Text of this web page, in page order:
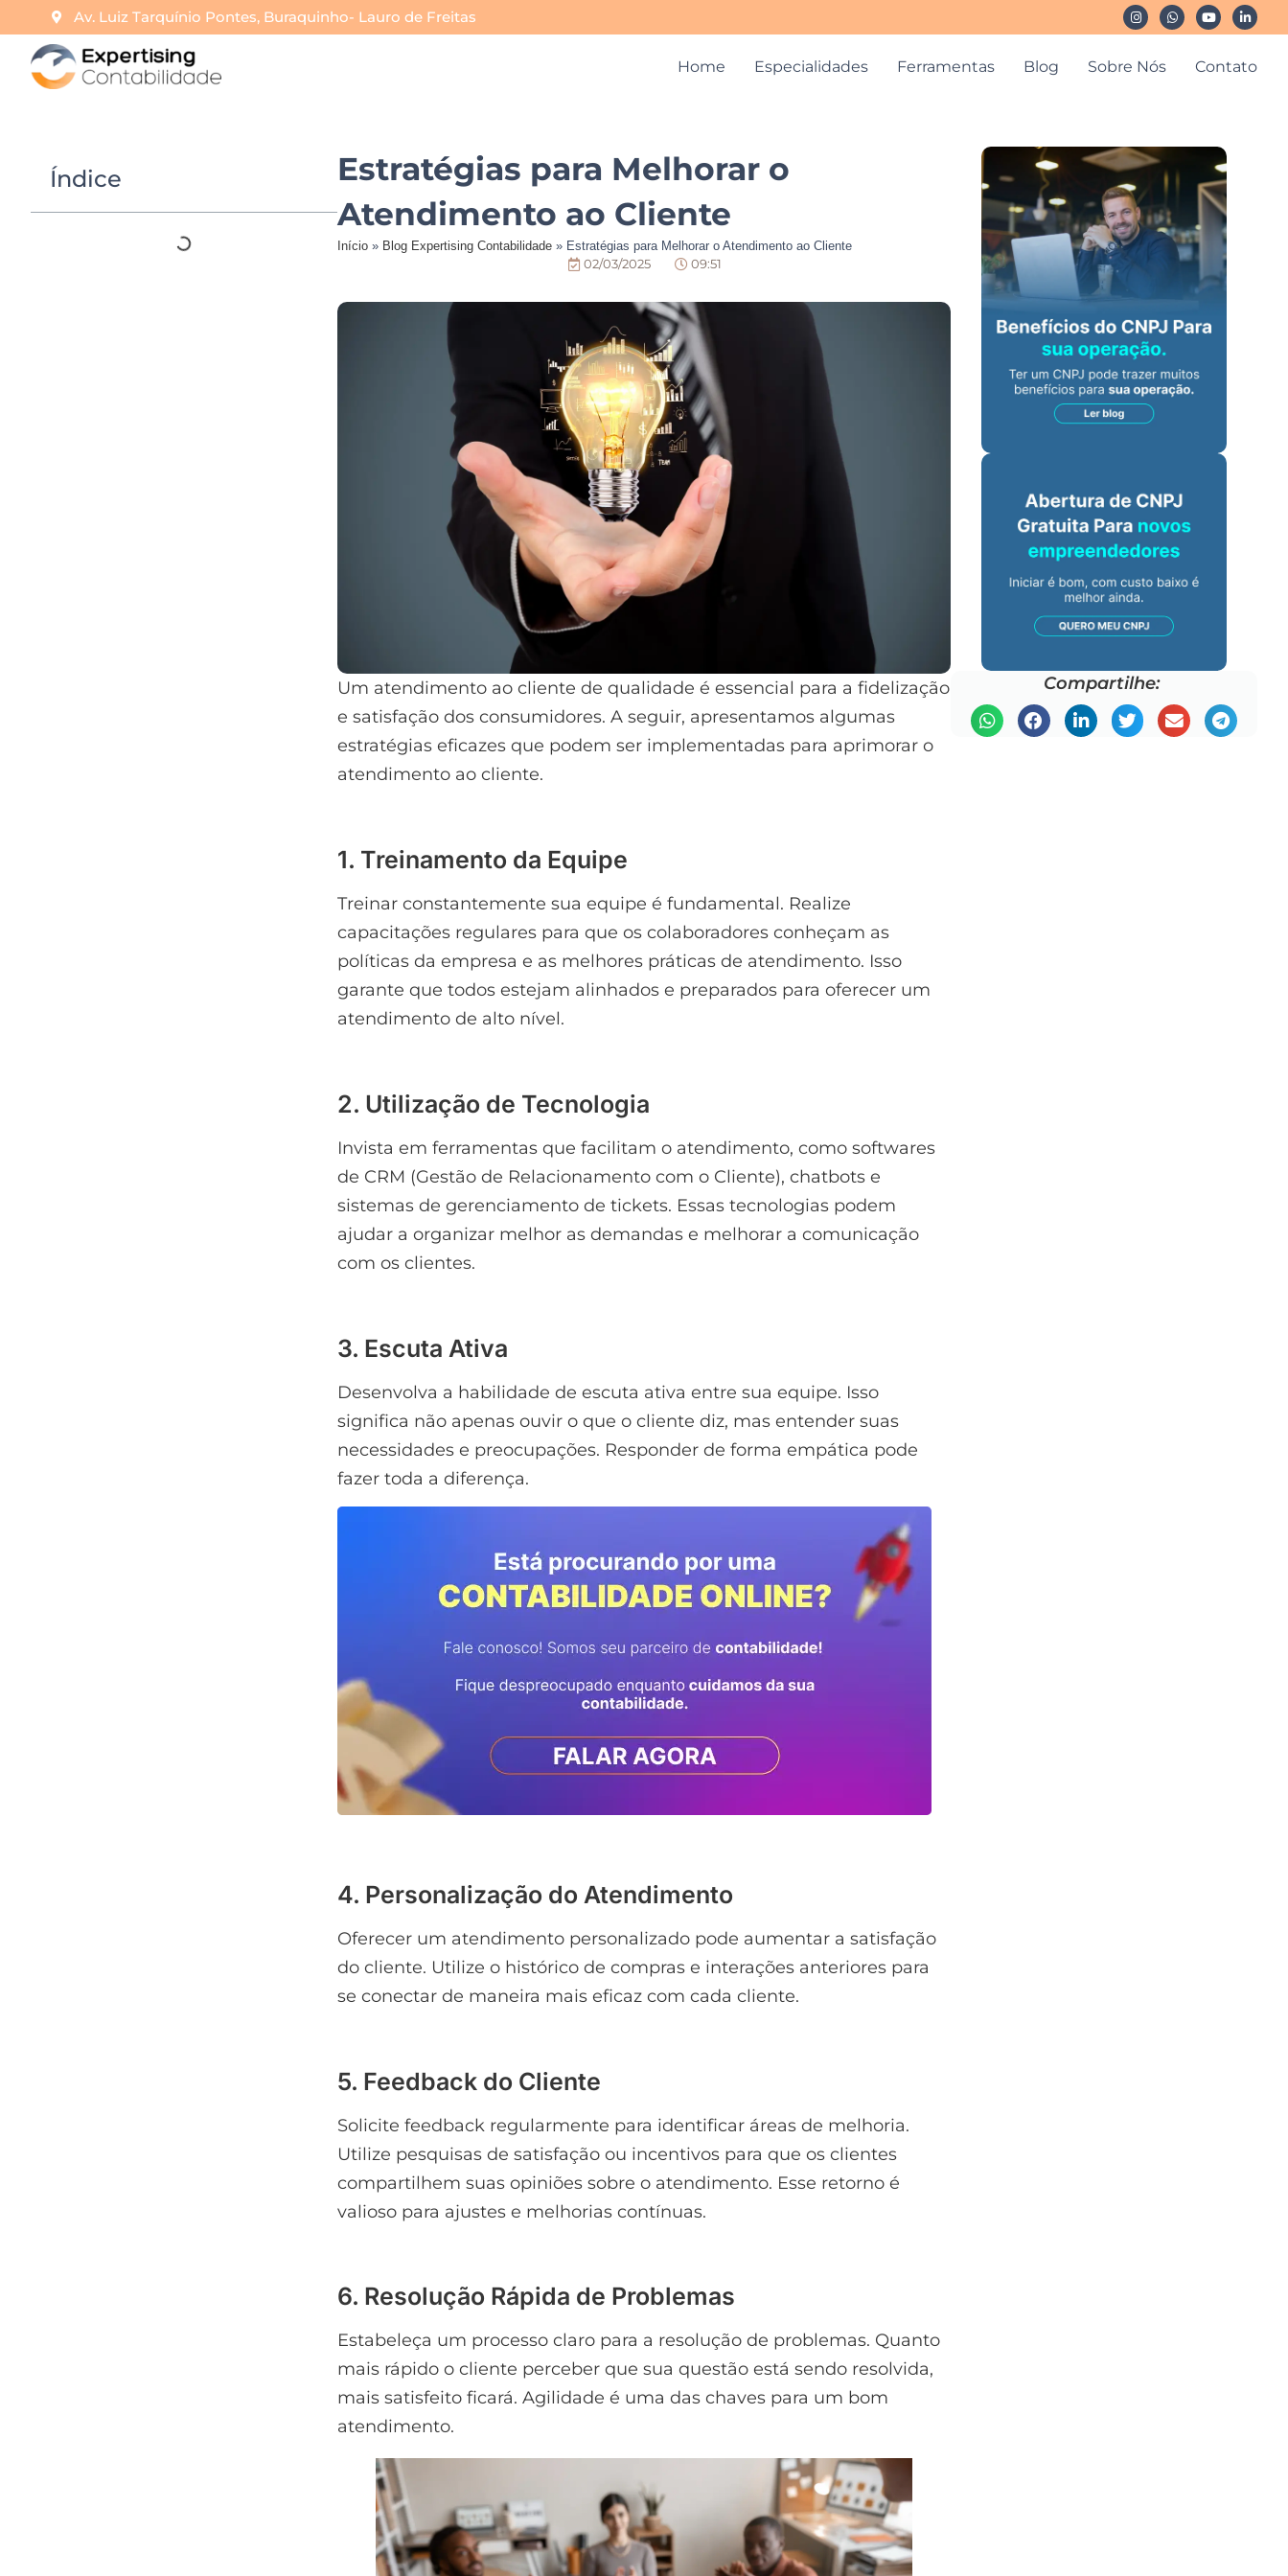
Av. Luiz Tarquínio Pontes, Buraquinho- Lauro de Freitas
Home Especialidades Ferramentas Blog Sobre Nós Contato
Índice
Estratégias para Melhorar o
Atendimento ao Cliente
Início » Blog Expertising Contabilidade » Estratégias para Melhorar o Atendimento ao Cliente
02/03/2025 09:51
Um atendimento ao cliente de qualidade é essencial para a fidelização
e satisfação dos consumidores. A seguir, apresentamos algumas
estratégias eficazes que podem ser implementadas para aprimorar o
atendimento ao cliente.
1. Treinamento da Equipe
Treinar constantemente sua equipe é fundamental. Realize
capacitações regulares para que os colaboradores conheçam as
políticas da empresa e as melhores práticas de atendimento. Isso
garante que todos estejam alinhados e preparados para oferecer um
atendimento de alto nível.
2. Utilização de Tecnologia
Invista em ferramentas que facilitam o atendimento, como softwares
de CRM (Gestão de Relacionamento com o Cliente), chatbots e
sistemas de gerenciamento de tickets. Essas tecnologias podem
ajudar a organizar melhor as demandas e melhorar a comunicação
com os clientes.
3. Escuta Ativa
Desenvolva a habilidade de escuta ativa entre sua equipe. Isso
significa não apenas ouvir o que o cliente diz, mas entender suas
necessidades e preocupações. Responder de forma empática pode
fazer toda a diferença.
4. Personalização do Atendimento
Oferecer um atendimento personalizado pode aumentar a satisfação
do cliente. Utilize o histórico de compras e interações anteriores para
se conectar de maneira mais eficaz com cada cliente.
5. Feedback do Cliente
Solicite feedback regularmente para identificar áreas de melhoria.
Utilize pesquisas de satisfação ou incentivos para que os clientes
compartilhem suas opiniões sobre o atendimento. Esse retorno é
valioso para ajustes e melhorias contínuas.
6. Resolução Rápida de Problemas
Estabeleça um processo claro para a resolução de problemas. Quanto
mais rápido o cliente perceber que sua questão está sendo resolvida,
mais satisfeito ficará. Agilidade é uma das chaves para um bom
atendimento.
Compartilhe: